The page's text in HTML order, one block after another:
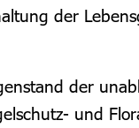
der
der
und